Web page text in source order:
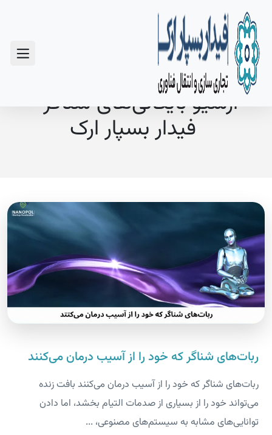
آرشیو بایگانی‌های شناگر -
فیدار بسپار ارک
ربات‌های شناگر که خود را از آسیب درمان می‌کنند
ربات‌های شناگر که خود را از آسیب درمان می‌کنند بافت زنده
می‌تواند خود را از بسیاری از صدمات التیام بخشد، اما دادن
توانایی‌های مشابه به سیستم‌های مصنوعی، ...